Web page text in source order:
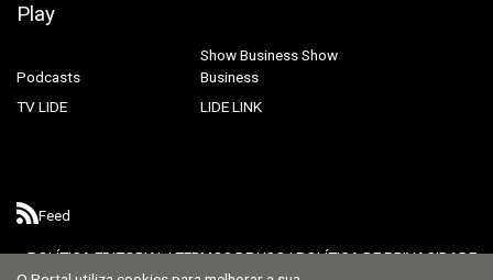
Play
Podcasts
Show BusinessShow
Business
TV LIDE
LIDE LINK
Feed
POLÍTICA EDITORIAL|TERMOS DE USO|POLÍTICA DE PRIVACIDADE